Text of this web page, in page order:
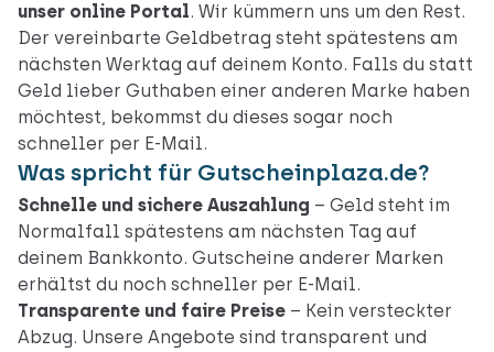
unser online Portal. Wir kümmern uns um den Rest.
Der vereinbarte Geldbetrag steht spätestens am
nächsten Werktag auf deinem Konto. Falls du statt
Geld lieber Guthaben einer anderen Marke haben
möchtest, bekommst du dieses sogar noch
schneller per E-Mail.
Was spricht für Gutscheinplaza.de?
Schnelle und sichere Auszahlung – Geld steht im
Normalfall spätestens am nächsten Tag auf
deinem Bankkonto. Gutscheine anderer Marken
erhältst du noch schneller per E-Mail.
Transparente und faire Preise – Kein versteckter
Abzug. Unsere Angebote sind transparent und